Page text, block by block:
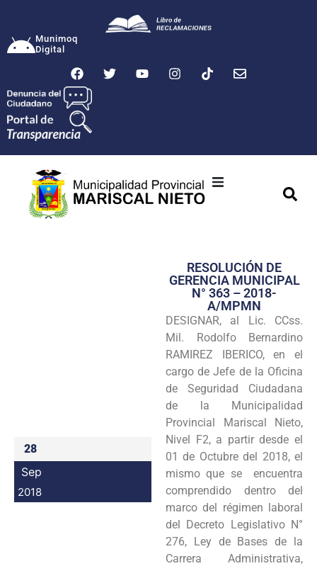
Munimoq
Digital
Transparencia
Seguridad
Programas
Intranet
28
Sep
2018
RESOLUCIÓN DE
GERENCIA MUNICIPAL
N° 363 – 2018-
A/MPMN
DESIGNAR, al Lic. CCss.
Mil. Rodolfo Bernardino
RAMIREZ IBERICO, en el
cargo de Jefe de la Oficina
de Seguridad Ciudadana
de la Municipalidad
Provincial Mariscal Nieto,
Nivel F2, a partir desde el
01 de Octubre del 2018, el
mismo que se encuentra
comprendido dentro del
marco del régimen laboral
del Decreto Legislativo N°
276, Ley de Bases de la
Carrera Administrativa,